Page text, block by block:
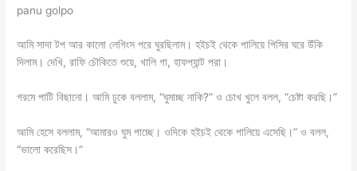
panu golpo
আমি সাদা টপ আর কালো লেগিংস পরে ঘুরছিলাম। হইচই থেকে পালিয়ে পিসির ঘরে উঁকি
দিলাম। দেখি, রাফি চৌকিতে শুয়ে, খালি গা, হাফপ্যান্ট পরা।
গরমে পাটি বিছানো। আমি ঢুকে বললাম, “ঘুমাচ্ছ নাকি?” ও চোখ খুলে বলল, “চেষ্টা করছি।”
আমি হেসে বললাম, “আমারও ঘুম পাচ্ছে। ওদিকে হইচই থেকে পালিয়ে এসেছি।” ও বলল,
“ভালো করেছিস।”